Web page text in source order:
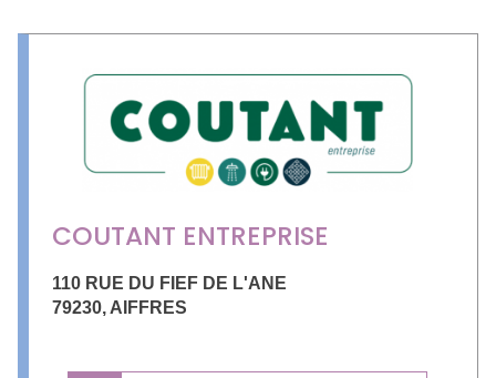
COUTANT ENTREPRISE
110 RUE DU FIEF DE L'ANE
79230, AIFFRES